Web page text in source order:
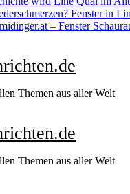
Fenster in
– Fenster
Themen aus aller Welt
Themen aus aller Welt